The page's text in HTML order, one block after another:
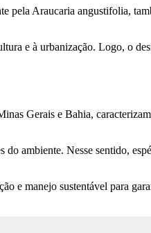
pela Araucaria angustifolia,
e à urbanização. Logo, o
Gerais e Bahia,
ambiente. Nesse sentido,
e manejo sustentável para